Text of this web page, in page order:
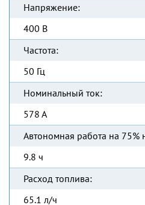
Напряжение:
400 В
Частота:
50 Гц
Номинальный ток:
578 А
Автономная работа на 75%
9.8 ч
Расход топлива:
65.1 л/ч